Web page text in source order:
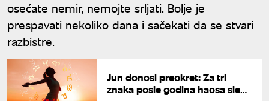
osećate nemir, nemojte srljati. Bolje je
prespavati nekoliko dana i sačekati da se stvari
razbistre.
Jun donosi preokret: Za tri
znaka posle godina haosa sledi